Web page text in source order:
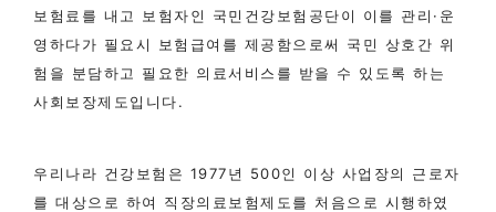
보험료를 내고 보험자인 국민건강보험공단이 이를 관리·운
영하다가 필요시 보험급여를 제공함으로써 국민 상호간 위
험을 분담하고 필요한 의료서비스를 받을 수 있도록 하는
사회보장제도입니다.
우리나라 건강보험은 1977년 500인 이상 사업장의 근로자
를 대상으로 하여 직장의료보험제도를 처음으로 시행하였